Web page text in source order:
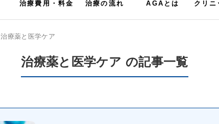
治療費用・料金 治療の流れ AGAとは クリニ
治療薬と医学ケア
治療薬と医学ケア の記事一覧